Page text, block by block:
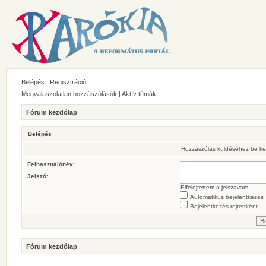
Belépés
Regisztráció
Megválaszolatlan hozzászólások | Aktív témák
Fórum kezdőlap
Belépés
Hozzászólás küldéséhez be
Felhasználónév:
Jelszó:
Elfelejtettem a jelszavam
Automatikus bejelentkezés
Bejelentkezés rejtettként
Fórum kezdőlap